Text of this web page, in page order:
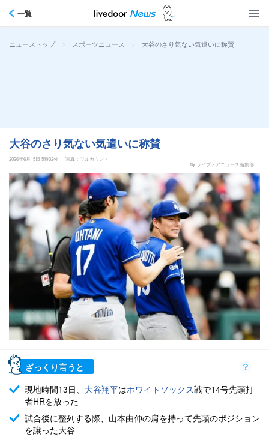
一覧
ニューストップ > スポーツニュース > 大谷のさり気ない気遣いに称賛
大谷のさり気ない気遣いに称賛
2026年6月15日 5時32分
写真：フルカウント
by ライブドアニュース編集部
ざっくり言うと
現地時間13日、 大谷翔平はホワイトソックス戦で14号先頭打
者HRを放った
試合後に整列する際、山本由伸の肩を持って先頭のポジション
を譲った大谷